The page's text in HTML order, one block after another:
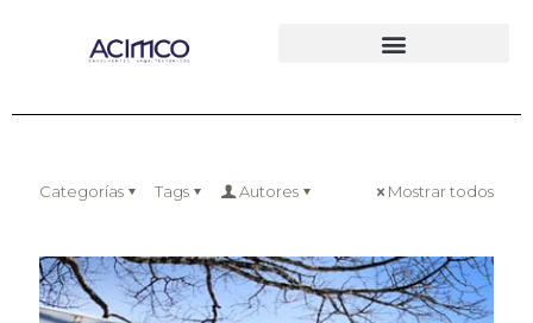
Categorías Tags Autores Mostrar todos